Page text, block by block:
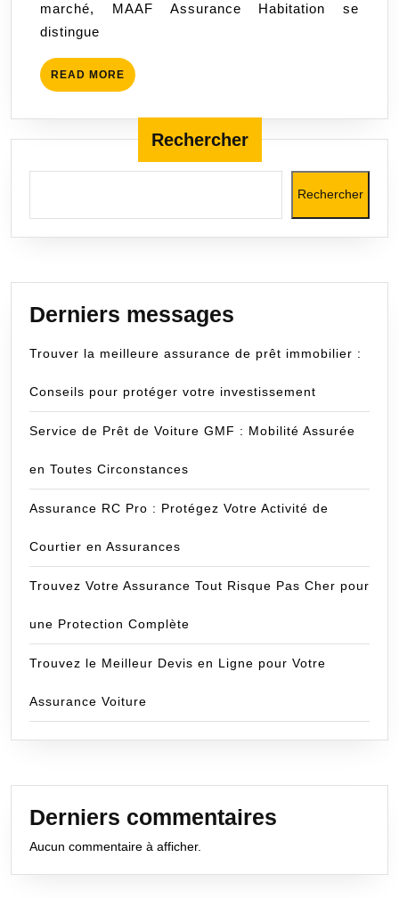
une
marché, MAAF Assurance Habitation se
distingue
READ MORE READ
MORE
Rechercher
Rechercher
Derniers messages
Trouver la meilleure assurance de prêt immobilier :
Conseils pour protéger votre investissement
Service de Prêt de Voiture GMF : Mobilité Assurée
en Toutes Circonstances
Assurance RC Pro : Protégez Votre Activité de
Courtier en Assurances
Trouvez Votre Assurance Tout Risque Pas Cher pour
une Protection Complète
Trouvez le Meilleur Devis en Ligne pour Votre
Assurance Voiture
Derniers commentaires
Aucun commentaire à afficher.